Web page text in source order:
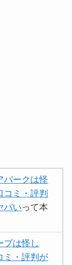
パークは怪
コミ・評判
バいって本
プは怪し
ミ・評判が